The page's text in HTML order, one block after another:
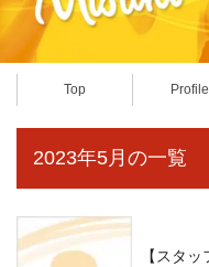
Top Profile
2023年5月の一覧
【スタ